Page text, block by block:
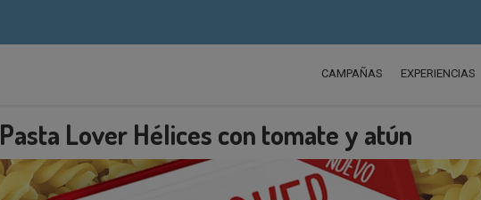
CAMPAÑAS EXPERIENCIAS
Pasta Lover Hélices con tomate y atún